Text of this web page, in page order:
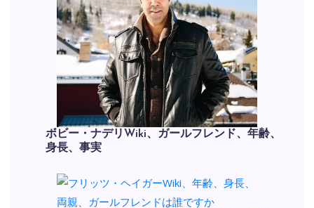
ボビー・ナデリWiki、ガールフレンド、年齢、
身長、事実